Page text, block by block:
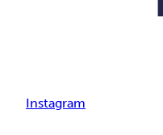
Instagram